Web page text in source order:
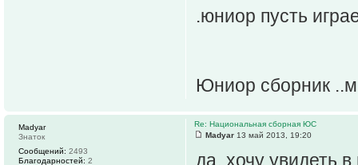
.юниор пусть
Юниор сборник
Re: Национальная сборная ЮС
Madyar 13 май 2013, 19:20
да, хочу увидеть
Madyar
Знаток
Сообщений: 2493
Благодарностей: 2